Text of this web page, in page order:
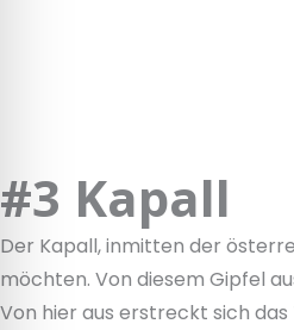
#3 Kapall
Der Kapall, inmitten der
möchten. Von diesem Gipfel
Von hier aus erstreckt sich